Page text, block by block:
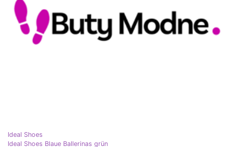
Ideal Shoes
Ideal Shoes Blaue Ballerinas grün